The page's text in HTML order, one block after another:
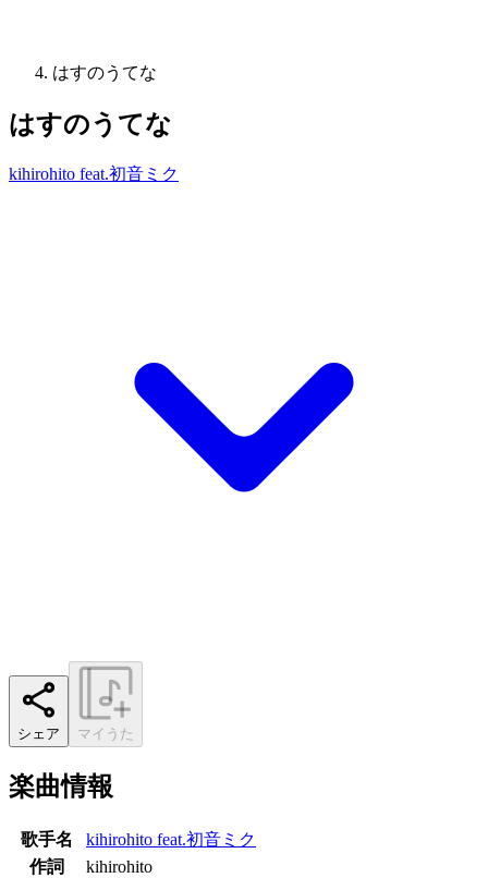
はすのうてな
はすのうてな
kihirohito feat.初音ミク
シェア マイうた
楽曲情報
歌手名
kihirohito feat.初音ミク
作詞
kihirohito